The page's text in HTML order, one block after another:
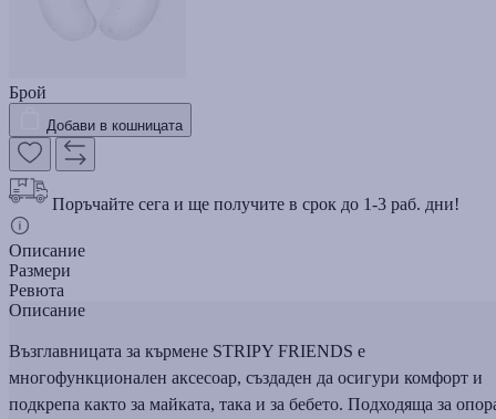
Брой
Добави в кошницата
Поръчайте сега и ще получите в срок до 1-3 раб. дни!
Описание
Размери
Ревюта
Описание
Възглавницата за кърмене STRIPY FRIENDS е
многофункционален аксесоар, създаден да осигури комфорт и
подкрепа както за майката, така и за бебето. Подходяща за